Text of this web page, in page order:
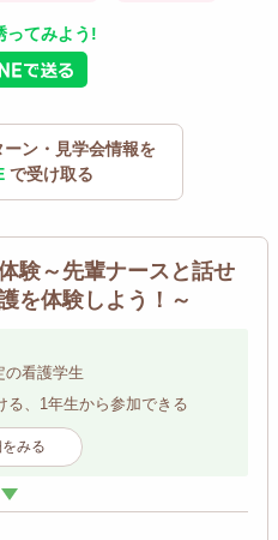
ってみよう!
ン・見学会情報を
で受け取る
験～先輩ナースと話せ
を体験しよう！～
の看護学生
る、1年生から参加できる
みる